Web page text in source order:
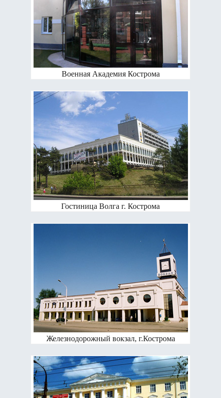
Военная Академия Кострома
Гостиница Волга г. Кострома
Железнодорожный вокзал, г.Кострома